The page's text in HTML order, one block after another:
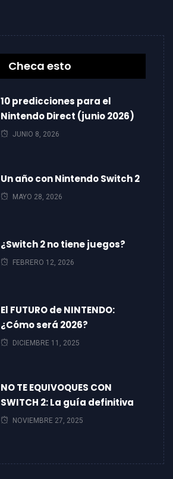
Checa esto
10 predicciones para el
Nintendo Direct (junio 2026)
JUNIO 8, 2026
Un año con Nintendo Switch 2
MAYO 28, 2026
¿Switch 2 no tiene juegos?
FEBRERO 12, 2026
El FUTURO de NINTENDO:
¿Cómo será 2026?
DICIEMBRE 11, 2025
NO TE EQUIVOQUES CON
SWITCH 2: La guía definitiva
NOVIEMBRE 27, 2025